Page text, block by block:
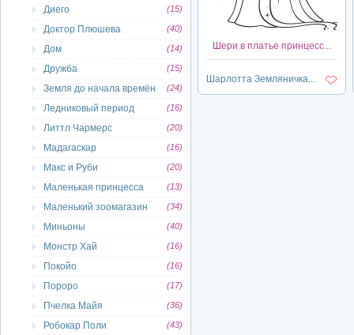
Диего (15)
Доктор Плюшева (40)
Дом (14)
Дружба (15)
Земля до начала времён (24)
Ледниковый период (16)
Литтл Чармерс (20)
Мадагаскар (16)
Макс и Руби (20)
Маленькая принцесса (13)
Маленький зоомагазин (34)
Миньоны (40)
Монстр Хай (16)
Покойо (16)
Пороро (17)
Пчелка Майя (36)
Робокар Поли (43)
Шери в платье принцесс...
Шарлотта Земляничка...